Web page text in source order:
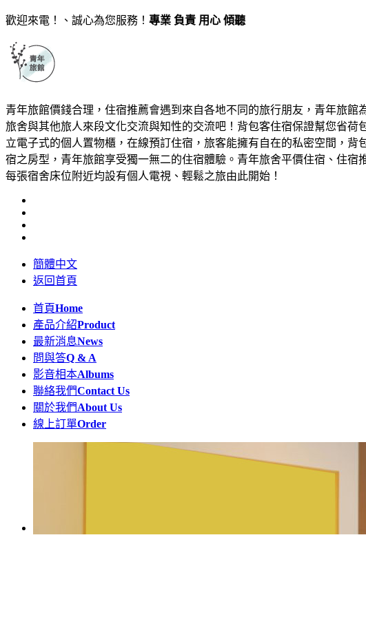
歡迎來電！、誠心為您服務！ 專業 負責 用心 傾聽
青年旅館價錢合理，住宿推薦會遇到來自各地不同的旅行朋友，青年旅
旅舍與其他旅人來段文化交流與知性的交流吧！背包客住宿保證幫您省
立電子式的個人置物櫃，在線預訂住宿，旅客能擁有自在的私密空間，
宿之房型，青年旅館享受獨一無二的住宿體驗。青年旅舍平價住宿、住
每張宿舍床位附近均設有個人電視、輕鬆之旅由此開始！
簡體中文
返回首頁
首頁Home
產品介紹Product
最新消息News
問與答Q & A
影音相本Albums
聯絡我們Contact Us
關於我們About Us
線上訂單Order